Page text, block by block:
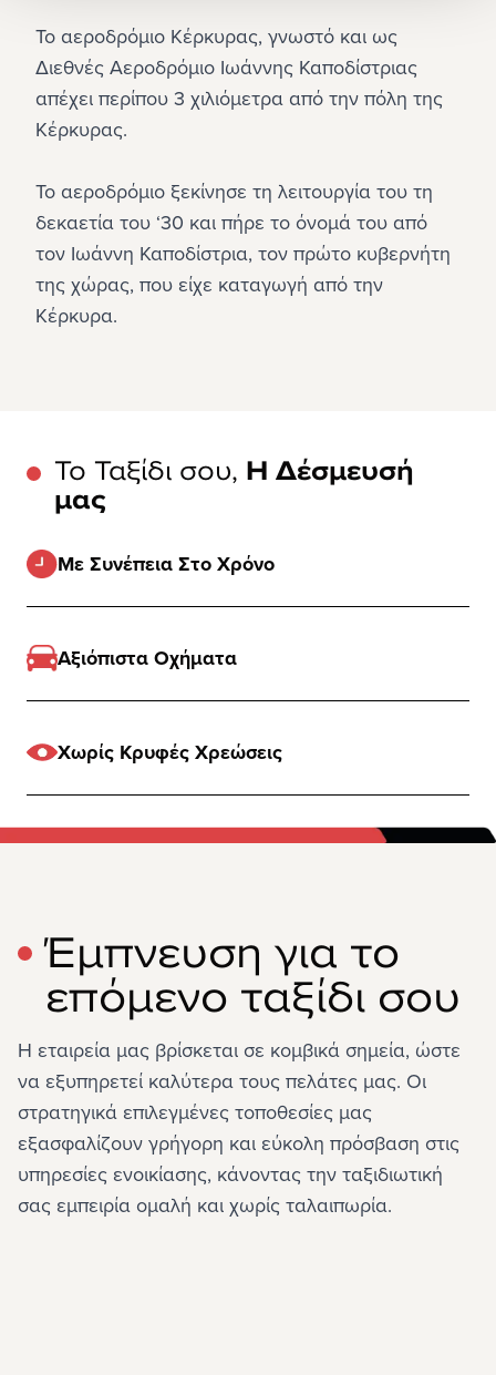
Το αεροδρόμιο Κέρκυρας, γνωστό και ως
Διεθνές Αεροδρόμιο Ιωάννης Καποδίστριας
απέχει περίπου 3 χιλιόμετρα από την πόλη της
Κέρκυρας.
Το αεροδρόμιο ξεκίνησε τη λειτουργία του τη
δεκαετία του ‘30 και πήρε το όνομά του από
τον Ιωάννη Καποδίστρια, τον πρώτο κυβερνήτη
της χώρας, που είχε καταγωγή από την
Κέρκυρα.
Το Ταξίδι σου, Η Δέσμευσή
μας
Με Συνέπεια Στο Χρόνο
Αξιόπιστα Οχήματα
Χωρίς Κρυφές Χρεώσεις
Έμπνευση για το
επόμενο ταξίδι σου
Η εταιρεία μας βρίσκεται σε κομβικά σημεία, ώστε
να εξυπηρετεί καλύτερα τους πελάτες μας. Οι
στρατηγικά επιλεγμένες τοποθεσίες μας
εξασφαλίζουν γρήγορη και εύκολη πρόσβαση στις
υπηρεσίες ενοικίασης, κάνοντας την ταξιδιωτική
σας εμπειρία ομαλή και χωρίς ταλαιπωρία.